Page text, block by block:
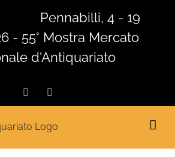
Pennabilli, 4 - 19
- 55° Mostra Mercato
d'Antiquariato
Facebook